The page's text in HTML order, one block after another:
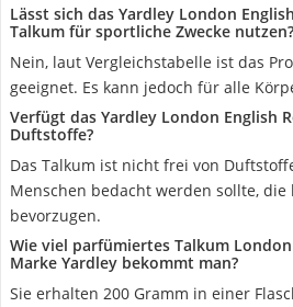
Lässt sich das Yardley London
Talkum für sportliche Zwecke nutzen?
Nein, laut Vergleichstabelle ist das
geeignet. Es kann jedoch für alle
Verfügt das Yardley London English
Duftstoffe?
Das Talkum ist nicht frei von
Menschen bedacht werden sollte,
bevorzugen.
Wie viel parfümiertes Talkum
Marke Yardley bekommt man?
Sie erhalten 200 Gramm in einer